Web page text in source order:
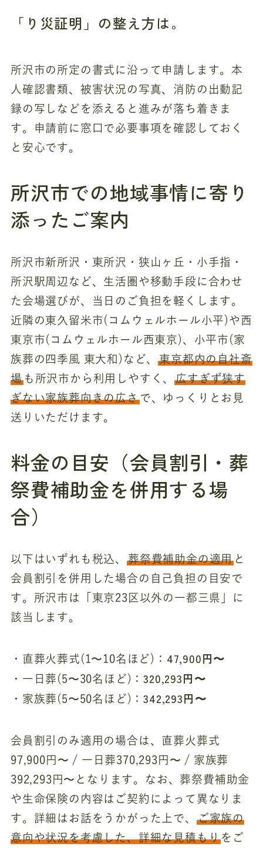
「り災証明」の整え方は。
所沢市の所定の書式に沿って申請します。本
人確認書類、被害状況の写真、消防の出動記
録の写しなどを添えると進みが落ち着きま
す。申請前に窓口で必要事項を確認しておく
と安心です。
所沢市での地域事情に寄り
添ったご案内
所沢市新所沢・東所沢・狭山ヶ丘・小手指・
所沢駅周辺など、生活圏や移動手段に合わせ
た会場選びが、当日のご負担を軽くします。
近隣の東久留米市(コムウェルホール小平)や西
東京市(コムウェルホール西東京)、小平市(家
族葬の四季風 東大和)など、東京都内の自社斎
場も所沢市から利用しやすく、広すぎず狭す
ぎない家族葬向きの広さで、ゆっくりとお見
送りいただけます。
料金の目安（会員割引・葬
祭費補助金を併用する場
合）
以下はいずれも税込、 葬祭費補助金の適用 と
会員割引を併用した場合の自己負担の目安で
す。所沢市は「東京23区以外の一都三県」に
該当します。
・直葬火葬式(1〜10名ほど)： 47,900円〜
・一日葬(5〜30名ほど)：320,293円〜
・家族葬(5〜50名ほど)：342,293円〜
会員割引のみ適用の場合は、直葬火葬式
97,900円〜 / 一日葬370,293円〜 / 家族葬
392,293円〜となります。なお、葬祭費補助金
や生命保険の内容はご契約によって異なりま
す。詳細はお話をうかがった上で、
ご家族の
意向や状況を考慮した、詳細な見積もりをご